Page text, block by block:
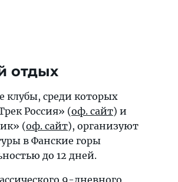
отдых
клубы, среди которых
Россия» (оф. сайт) и
(оф. сайт), организуют
в Фанские горы
до 12 дней.
9-дневного